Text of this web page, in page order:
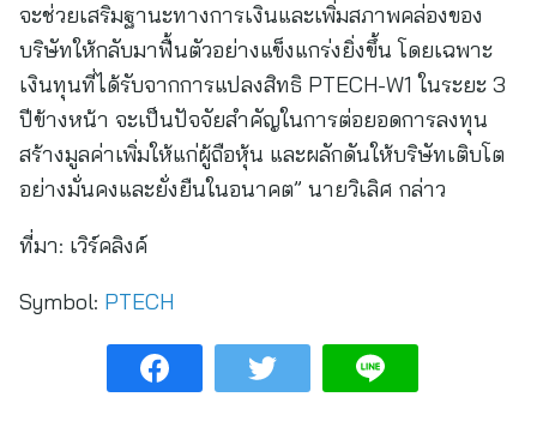
จะช่วยเสริมฐานะทางการเงินและเพิ่มสภาพคล่องของ
บริษัทให้กลับมาฟื้นตัวอย่างแข็งแกร่งยิ่งขึ้น โดยเฉพาะ
เงินทุนที่ได้รับจากการแปลงสิทธิ PTECH-W1 ในระยะ 3
ปีข้างหน้า จะเป็นปัจจัยสำคัญในการต่อยอดการลงทุน
สร้างมูลค่าเพิ่มให้แก่ผู้ถือหุ้น และผลักดันให้บริษัทเติบโต
อย่างมั่นคงและยั่งยืนในอนาคต” นายวิเลิศ กล่าว
ที่มา: เวิร์คลิงค์
Symbol: PTECH